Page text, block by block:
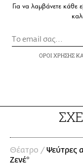
Για να λαμβάνετε κάθε
ΟΡΟΙ ΧΡΗΣΗΣ
Θέατρο /Ψεύτρες
Ζενέ*